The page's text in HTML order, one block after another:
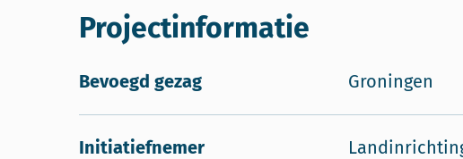
Projectinformatie
Bevoegd gezag Groningen
Initiatiefnemer